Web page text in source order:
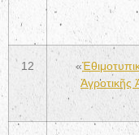
12 «
Ἀγροτικῆς